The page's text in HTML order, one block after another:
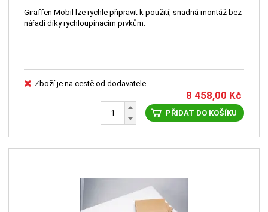
Giraffen Mobil lze rychle připravit k použití, snadná montáž bez
nářadí díky rychloupínacím prvkům.
Zboží je na cestě od dodavatele
8 458,00 Kč
PŘIDAT DO KOŠÍKU